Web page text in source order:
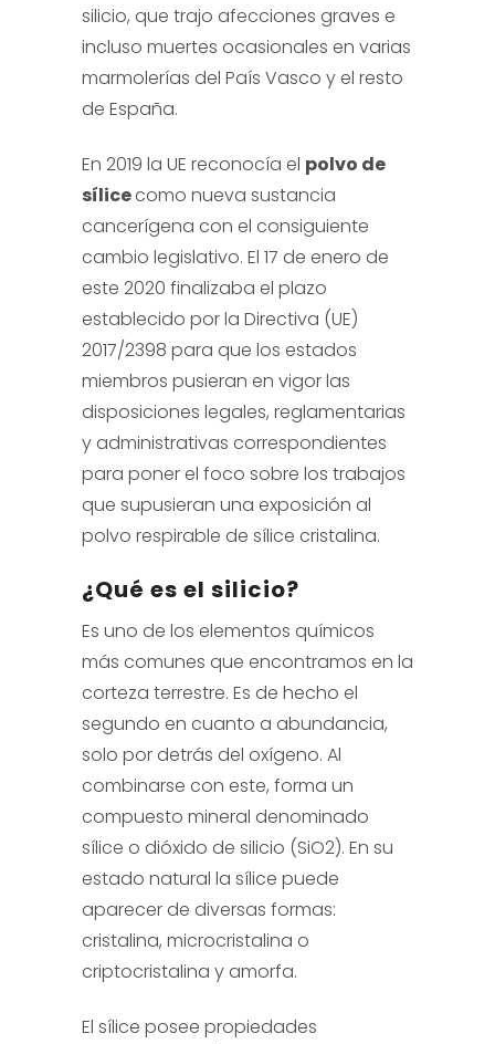
silicio, que trajo afecciones graves e
incluso muertes ocasionales en varias
marmolerías del País Vasco y el resto
de España.
En 2019 la UE reconocía el polvo de
sílicecomo nueva sustancia
cancerígena con el consiguiente
cambio legislativo. El 17 de enero de
este 2020 finalizaba el plazo
establecido por la Directiva (UE)
2017/2398 para que los estados
miembros pusieran en vigor las
disposiciones legales, reglamentarias
y administrativas correspondientes
para poner el foco sobre los trabajos
que supusieran una exposición al
polvo respirable de sílice cristalina.
¿Qué es el silicio?
Es uno de los elementos químicos
más comunes que encontramos en la
corteza terrestre. Es de hecho el
segundo en cuanto a abundancia,
solo por detrás del oxígeno. Al
combinarse con este, forma un
compuesto mineral denominado
sílice o dióxido de silicio (SiO2). En su
estado natural la sílice puede
aparecer de diversas formas:
cristalina, microcristalina o
criptocristalina y amorfa.
El sílice posee propiedades